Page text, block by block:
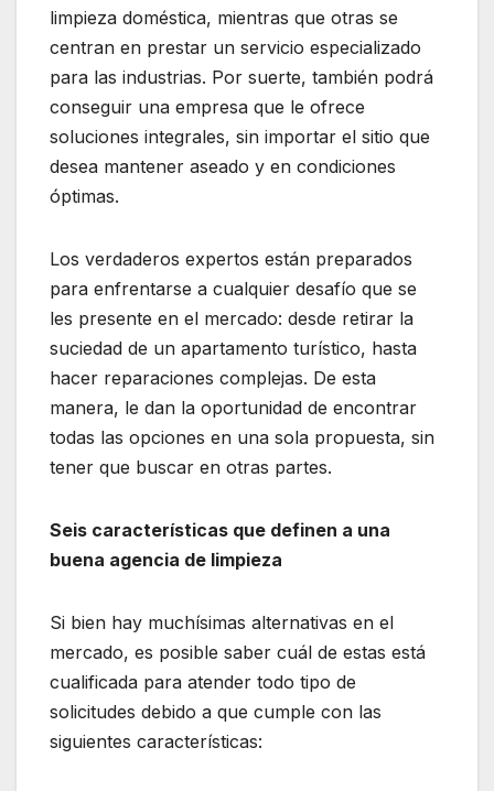
limpieza doméstica, mientras que otras se
centran en prestar un servicio especializado
para las industrias. Por suerte, también podrá
conseguir una empresa que le ofrece
soluciones integrales, sin importar el sitio que
desea mantener aseado y en condiciones
óptimas.
Los verdaderos expertos están preparados
para enfrentarse a cualquier desafío que se
les presente en el mercado: desde retirar la
suciedad de un apartamento turístico, hasta
hacer reparaciones complejas. De esta
manera, le dan la oportunidad de encontrar
todas las opciones en una sola propuesta, sin
tener que buscar en otras partes.
Seis características que definen a una
buena agencia de limpieza
Si bien hay muchísimas alternativas en el
mercado, es posible saber cuál de estas está
cualificada para atender todo tipo de
solicitudes debido a que cumple con las
siguientes características: